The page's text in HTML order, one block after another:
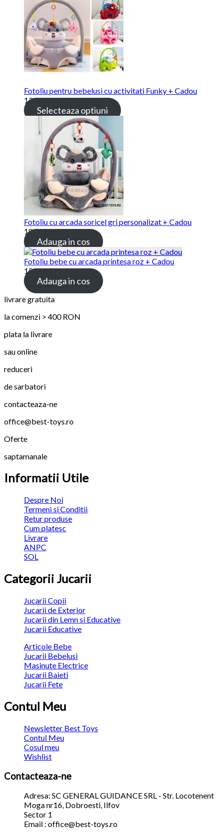
Fotoliu pentru bebelusi cu activitati Funky + Cadou
139.00lei
Selecteaza optiuni
Fotoliu cu arcada soricel gri personalizat + Cadou
189.00lei
Adauga in cos
Fotoliu bebe cu arcada printesa roz + Cadou
159.00lei
Adauga in cos
livrare gratuita
la comenzi > 400 RON
plata la livrare
sau online
reduceri
de sarbatori
contacteaza-ne
office@best-toys.ro
Oferte
saptamanale
Informatii Utile
Despre Noi
Termeni si Conditii
Retur produse
Cum platesc
Livrare
ANPC
SOL
Categorii Jucarii
Jucarii Copii
Jucarii de Exterior
Jucarii din Lemn si Educative
Jucarii Educative
Articole Bebe
Jucarii Bebelusi
Masinute Electrice
Jucarii Baieti
Jucarii Fete
Contul Meu
Newsletter Best Toys
Contul Meu
Cosul meu
Wishlist
Contacteaza-ne
Adresa: SC GENERAL GUIDANCE SRL - Str. Locotenent
Moga nr16, Dobroesti, Ilfov
Sector 1
Email : office@best-toys.ro